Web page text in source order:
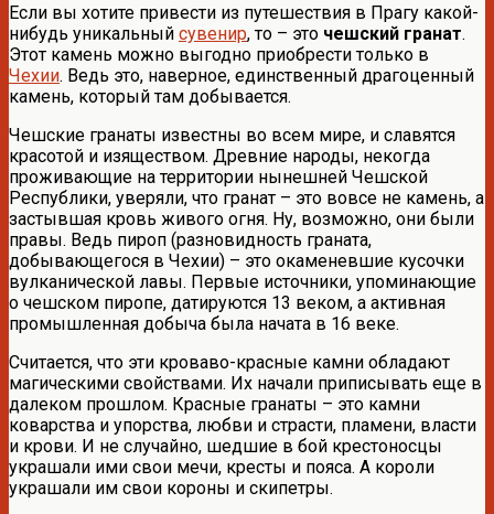
Если вы хотите привести из путешествия в Прагу какой-
нибудь уникальный сувенир, то – это чешский гранат.
Этот камень можно выгодно приобрести только в
Чехии. Ведь это, наверное, единственный драгоценный
камень, который там добывается.
Чешские гранаты известны во всем мире, и славятся
красотой и изяществом. Древние народы, некогда
проживающие на территории нынешней Чешской
Республики, уверяли, что гранат – это вовсе не камень, а
застывшая кровь живого огня. Ну, возможно, они были
правы. Ведь пироп (разновидность граната,
добывающегося в Чехии) – это окаменевшие кусочки
вулканической лавы. Первые источники, упоминающие
о чешском пиропе, датируются 13 веком, а активная
промышленная добыча была начата в 16 веке.
Считается, что эти кроваво-красные камни обладают
магическими свойствами. Их начали приписывать еще в
далеком прошлом. Красные гранаты – это камни
коварства и упорства, любви и страсти, пламени, власти
и крови. И не случайно, шедшие в бой крестоносцы
украшали ими свои мечи, кресты и пояса. А короли
украшали им свои короны и скипетры.